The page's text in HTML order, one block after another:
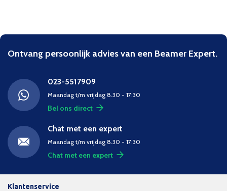
Ontvang persoonlijk advies van een Beamer Expert.
023-5517909
Maandag t/m vrijdag 8.30 - 17:30
Bel ons direct
Chat met een expert
Maandag t/m vrijdag 8.30 - 17:30
Chat met een expert
Klantenservice